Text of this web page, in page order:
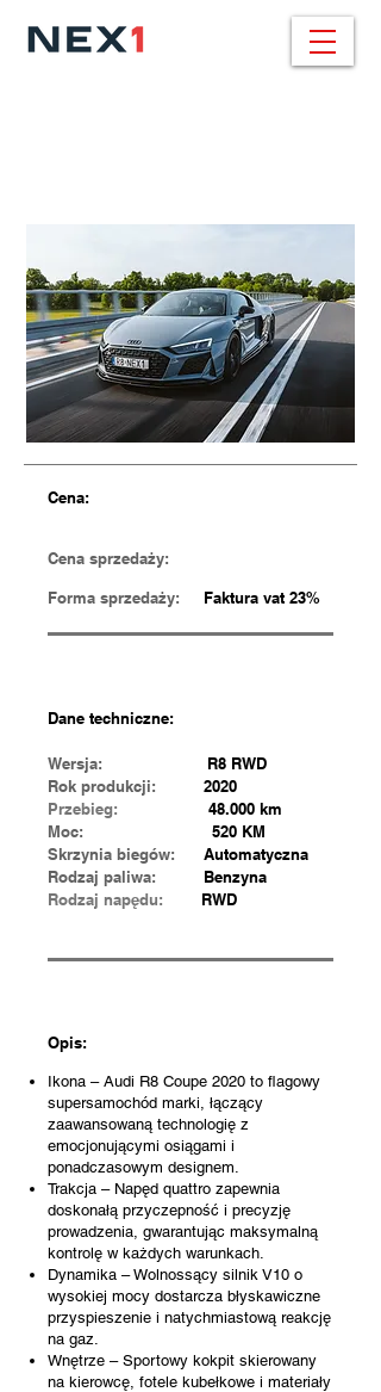
Cena:
Cena sprzedaży:
Forma sprzedaży: Faktura vat 23%
Dane techniczne:
Wersja:
R8 RWD
Rok produkcji: 2020
Przebieg:
48.000 km
Moc:
520 KM
Skrzynia biegów:
Automatyczna
Rodzaj paliwa:
Benzyna
Rodzaj napędu: RWD
Opis:
Ikona – Audi R8 Coupe 2020 to flagowy
supersamochód marki, łączący
zaawansowaną technologię z
emocjonującymi osiągami i
ponadczasowym designem.
Trakcja – Napęd quattro zapewnia
doskonałą przyczepność i precyzję
prowadzenia, gwarantując maksymalną
kontrolę w każdych warunkach.
Dynamika – Wolnossący silnik V10 o
wysokiej mocy dostarcza błyskawiczne
przyspieszenie i natychmiastową reakcję
na gaz.
Wnętrze – Sportowy kokpit skierowany
na kierowcę, fotele kubełkowe i materiały